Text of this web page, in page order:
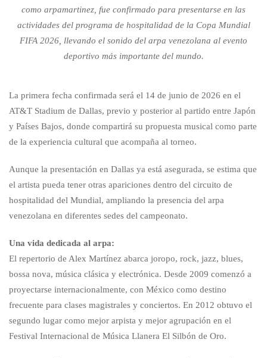
como arpamartinez, fue confirmado para presentarse en las
actividades del programa de hospitalidad de la Copa Mundial
FIFA 2026, llevando el sonido del arpa venezolana al evento
deportivo más importante del mundo.
La primera fecha confirmada será el 14 de junio de 2026 en el
AT&T Stadium de Dallas, previo y posterior al partido entre Japón
y Países Bajos, donde compartirá su propuesta musical como parte
de la experiencia cultural que acompaña al torneo.
Aunque la presentación en Dallas ya está asegurada, se estima que
el artista pueda tener otras apariciones dentro del circuito de
hospitalidad del Mundial, ampliando la presencia del arpa
venezolana en diferentes sedes del campeonato.
Una vida dedicada al arpa:
El repertorio de Alex Martínez abarca joropo, rock, jazz, blues,
bossa nova, música clásica y electrónica. Desde 2009 comenzó a
proyectarse internacionalmente, con México como destino
frecuente para clases magistrales y conciertos. En 2012 obtuvo el
segundo lugar como mejor arpista y mejor agrupación en el
Festival Internacional de Música Llanera El Silbón de Oro.